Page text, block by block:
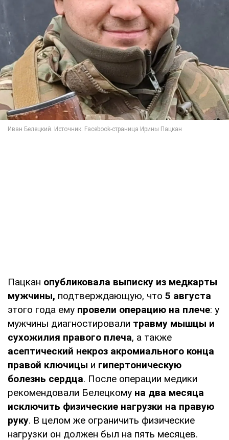
Пацкан опубликовала выписку из медкарты
мужчины, подтверждающую, что 5 августа
этого года ему провели операцию на плече: у
мужчины диагностировали травму мышцы и
сухожилия правого плеча, а также
асептический некроз акромиального конца
правой ключицы и гипертоническую
болезнь сердца. После операции медики
рекомендовали Белецкому на два месяца
исключить физические нагрузки на правую
руку. В целом же ограничить физические
нагрузки он должен был на пять месяцев.